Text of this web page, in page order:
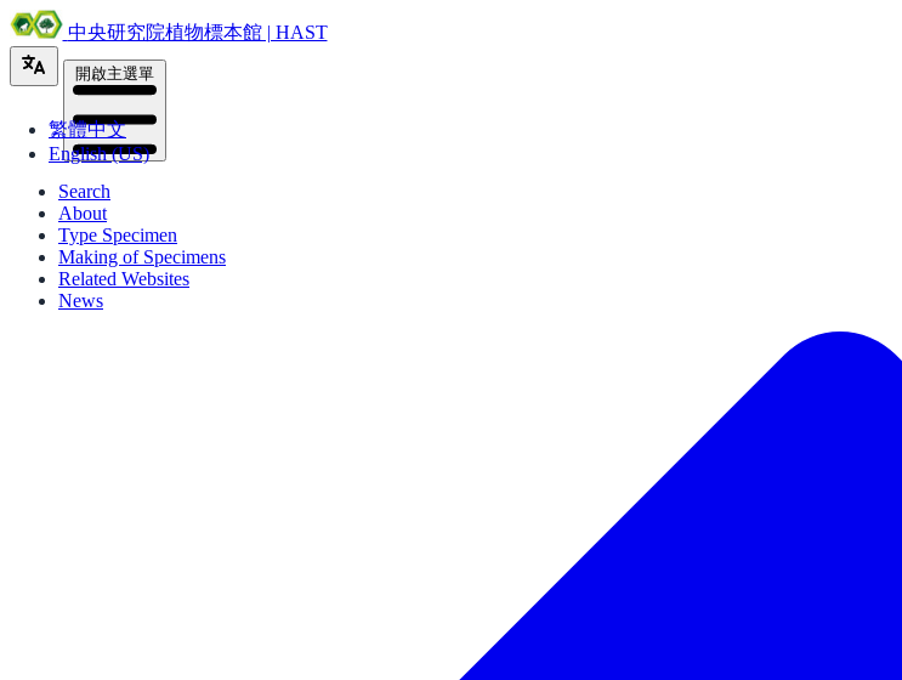
中央研究院植物標本館 | HAST
繁體中文
English (US)
開啟主選單
Search
About
Type Specimen
Making of Specimens
Related Websites
News